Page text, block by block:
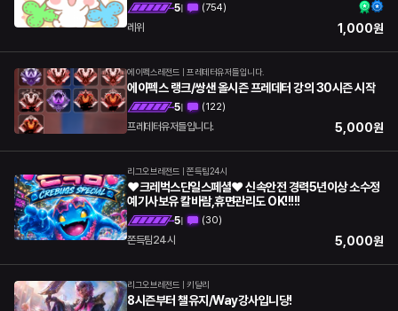
5| (754)
레위 1,000원
에이펙스레전드 | 프레데터유저들입니다.
에이펙스 랭크/쌍샌 올시즌 프레데터 강의 30시즌 시작
5| (122)
프레데터유저들입니다. 5,000원
리그오브레전드 | 쫀득팀24시
❤크레벅스단일스페셜❤ 신속안전 경력5년이상 소수정
예기사보유 칼바람,휴면관리도 OK!!!!!
5| (30)
쫀득팀24시 5,000원
리그오브레전드 | 키달리
8시즌부터 챌유지/Way강사입니당!